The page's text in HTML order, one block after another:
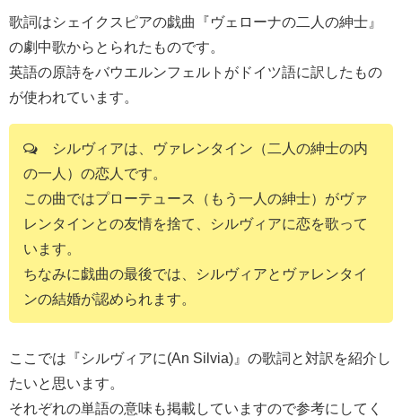
歌詞はシェイクスピアの戯曲『ヴェローナの二人の紳士』
の劇中歌からとられたものです。
英語の原詩をバウエルンフェルトがドイツ語に訳したもの
が使われています。
シルヴィアは、ヴァレンタイン（二人の紳士の内
の一人）の恋人です。
この曲ではプローテュース（もう一人の紳士）がヴァ
レンタインとの友情を捨て、シルヴィアに恋を歌って
います。
ちなみに戯曲の最後では、シルヴィアとヴァレンタイ
ンの結婚が認められます。
ここでは『シルヴィアに(An Silvia)』の歌詞と対訳を紹介し
たいと思います。
それぞれの単語の意味も掲載していますので参考にしてく